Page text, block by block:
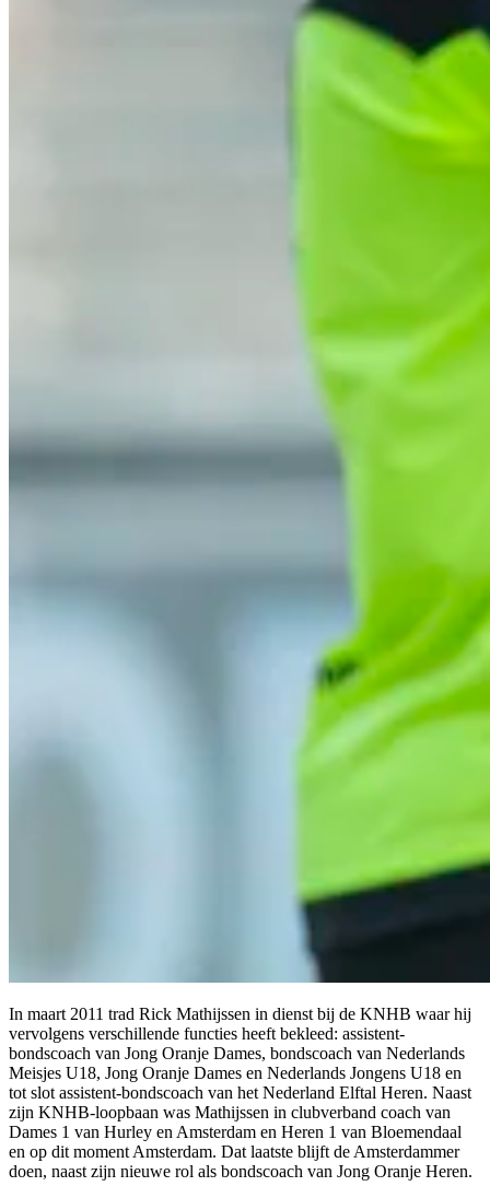
In maart 2011 trad Rick Mathijssen in dienst bij de KNHB waar hij
vervolgens verschillende functies heeft bekleed: assistent-
bondscoach van Jong Oranje Dames, bondscoach van Nederlands
Meisjes U18, Jong Oranje Dames en Nederlands Jongens U18 en
tot slot assistent-bondscoach van het Nederland Elftal Heren. Naast
zijn KNHB-loopbaan was Mathijssen in clubverband coach van
Dames 1 van Hurley en Amsterdam en Heren 1 van Bloemendaal
en op dit moment Amsterdam. Dat laatste blijft de Amsterdammer
doen, naast zijn nieuwe rol als bondscoach van Jong Oranje Heren.